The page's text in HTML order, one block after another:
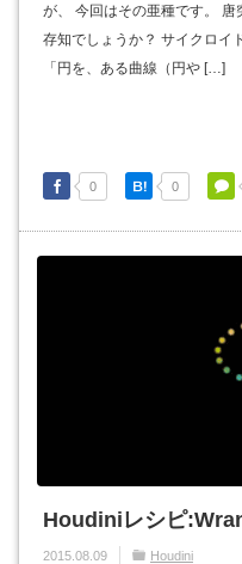
が、 今回はその亜種です。
存知でしょうか？ サイクロイ
「円を、ある曲線（円や […]
0 0
Houdiniレシピ
2015.08.09 Houdini